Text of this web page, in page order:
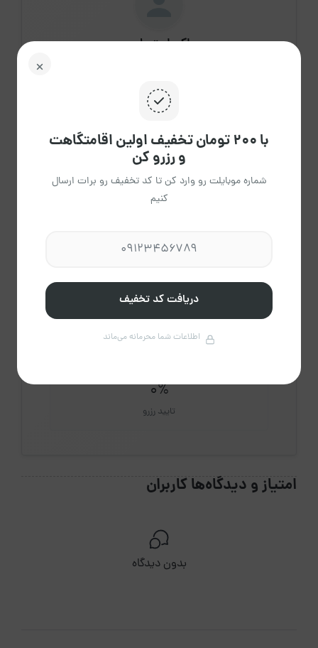
اکبر احتساب
درباره میزبان
1
اقامتگاه فعال
0دقیقه
0%
تایید رزرو
امتیاز و دیدگاه‌ها کاربران
بدون دیدگاه
با ۲۰۰ تومان تخفیف اولین اقامتگاهت
و رزرو کن
شماره موبایلت رو وارد کن تا کد تخفیف رو برات ارسال
کنیم
دریافت کد تخفیف
اطلاعات شما محرمانه می‌ماند